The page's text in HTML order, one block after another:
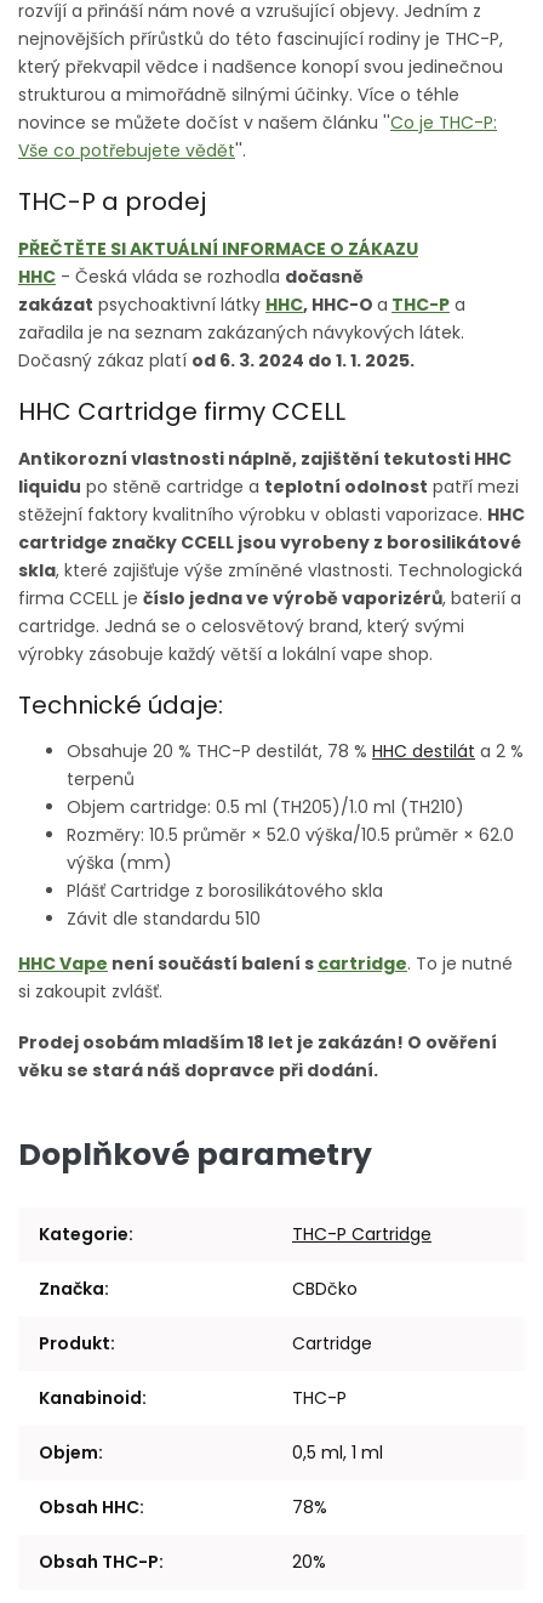
rozvíjí a přináší nám nové a vzrušující objevy. Jedním z
nejnovějších přírůstků do této fascinující rodiny je THC-P,
který překvapil vědce i nadšence konopí svou jedinečnou
strukturou a mimořádně silnými účinky. Více o téhle
novince se můžete dočíst v našem článku ''Co je THC-P:
Vše co potřebujete vědět''.
THC-P a prodej
PŘEČTĚTE SI AKTUÁLNÍ INFORMACE O ZÁKAZU
HHC - Česká vláda se rozhodla dočasně
zakázat psychoaktivní látky HHC, HHC-O a THC-P a
zařadila je na seznam zakázaných návykových látek.
Dočasný zákaz platí od 6. 3. 2024 do 1. 1. 2025.
HHC Cartridge firmy CCELL
Antikorozní vlastnosti náplně, zajištění tekutosti HHC
liquidu po stěně cartridge a teplotní odolnost patří mezi
stěžejní faktory kvalitního výrobku v oblasti vaporizace. HHC
cartridge značky CCELL jsou vyrobeny z borosilikátové
skla, které zajišťuje výše zmíněné vlastnosti. Technologická
firma CCELL je číslo jedna ve výrobě vaporizérů, baterií a
cartridge. Jedná se o celosvětový brand, který svými
výrobky zásobuje každý větší a lokální vape shop.
Technické údaje:
Obsahuje 20 % THC-P destilát, 78 % HHC destilát a 2 %
terpenů
Objem cartridge: 0.5 ml (TH205)/1.0 ml (TH210)
Rozměry: 10.5 průměr × 52.0 výška/10.5 průměr × 62.0
výška (mm)
Plášť Cartridge z borosilikátového skla
Závit dle standardu 510
HHC Vape není součástí balení s cartridge. To je nutné
si zakoupit zvlášť.
Prodej osobám mladším 18 let je zakázán! O ověření
věku se stará náš dopravce při dodání.
Doplňkové parametry
Kategorie: THC-P Cartridge
Značka: CBDčko
Produkt: Cartridge
Kanabinoid: THC-P
Objem: 0,5 ml, 1 ml
Obsah HHC: 78%
Obsah THC-P: 20%